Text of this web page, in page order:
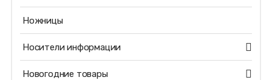
Ножницы
Носители информации
Новогодние товары